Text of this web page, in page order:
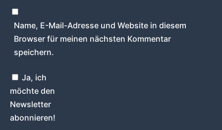
Name, E-Mail-Adresse und Website in diesem
Browser für meinen nächsten Kommentar
speichern.
Ja, ich
möchte den
Newsletter
abonnieren!